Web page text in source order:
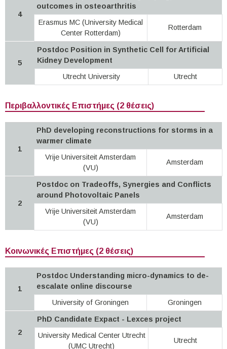
4
outcomes in osteoarthritis
Erasmus MC (University Medical
Center Rotterdam)
Rotterdam
5
Postdoc Position in Synthetic Cell for Artificial
Kidney Development
Utrecht University
Utrecht
Περιβαλλοντικές Επιστήμες (2 θέσεις)
1
PhD developing reconstructions for storms in a
warmer climate
Vrije Universiteit Amsterdam
(VU)
Amsterdam
2
Postdoc on Tradeoffs, Synergies and Conflicts
around Photovoltaic Panels
Vrije Universiteit Amsterdam
(VU)
Amsterdam
Κοινωνικές Επιστήμες (2 θέσεις)
1
Postdoc Understanding micro-dynamics to de-
escalate online discourse
University of Groningen
Groningen
2
PhD Candidate Expact - Lexces project
University Medical Center Utrecht
(UMC Utrecht)
Utrecht